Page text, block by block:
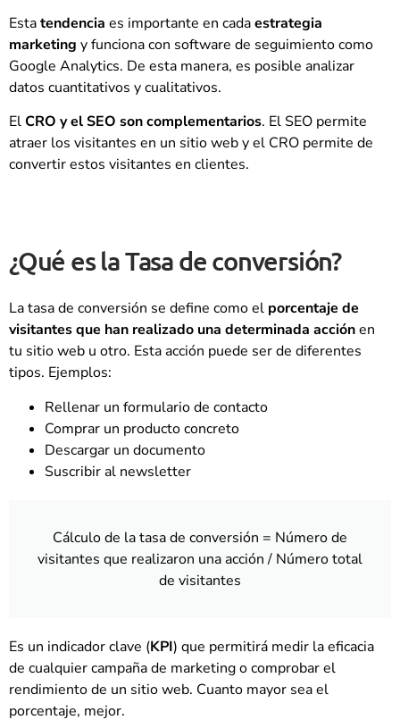
Estatendencia es importante en cadaestrategia
marketing y funciona con software de seguimiento como
Google Analytics. De esta manera, es posible analizar
datos cuantitativos y cualitativos.
ElCRO y el SEO son complementarios. El SEO permite
atraer los visitantes en un sitio web y el CRO permite de
convertir estos visitantes en clientes.
¿Qué es la Tasa de conversión?
La tasa de conversión se define como el porcentaje de
visitantes que han realizado una determinada acciónen
tu sitio web u otro. Esta acción puede ser de diferentes
tipos. Ejemplos:
Rellenar un formulario de contacto
Comprar un producto concreto
Descargar un documento
Suscribir al newsletter
Cálculo de la tasa de conversión = Número de
visitantes que realizaron una acción / Número total
de visitantes
Es un indicador clave (KPI) que permitirá medir la eficacia
de cualquier campaña de marketing o comprobar el
rendimiento de un sitio web. Cuanto mayor sea el
porcentaje, mejor.